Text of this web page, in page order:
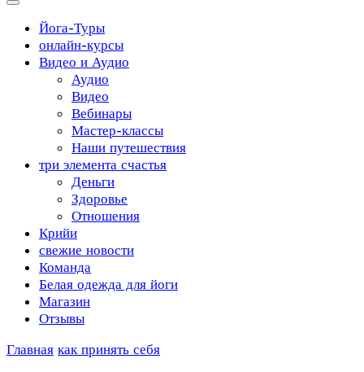
Йога-Туры
онлайн-курсы
Видео и Аудио
Аудио
Видео
Вебинары
Мастер-классы
Наши путешествия
три элемента счастья
Деньги
Здоровье
Отношения
Крийи
свежие новости
Команда
Белая одежда для йоги
Магазин
Отзывы
Главная как принять себя